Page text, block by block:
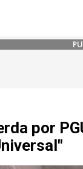
por